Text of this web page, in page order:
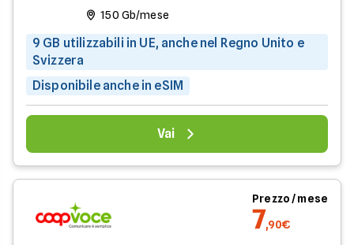
150 Gb/mese
9 GB utilizzabili in UE, anche nel Regno Unito e
Svizzera
Disponibile anche in eSIM
Vai
Prezzo / mese
7,90€